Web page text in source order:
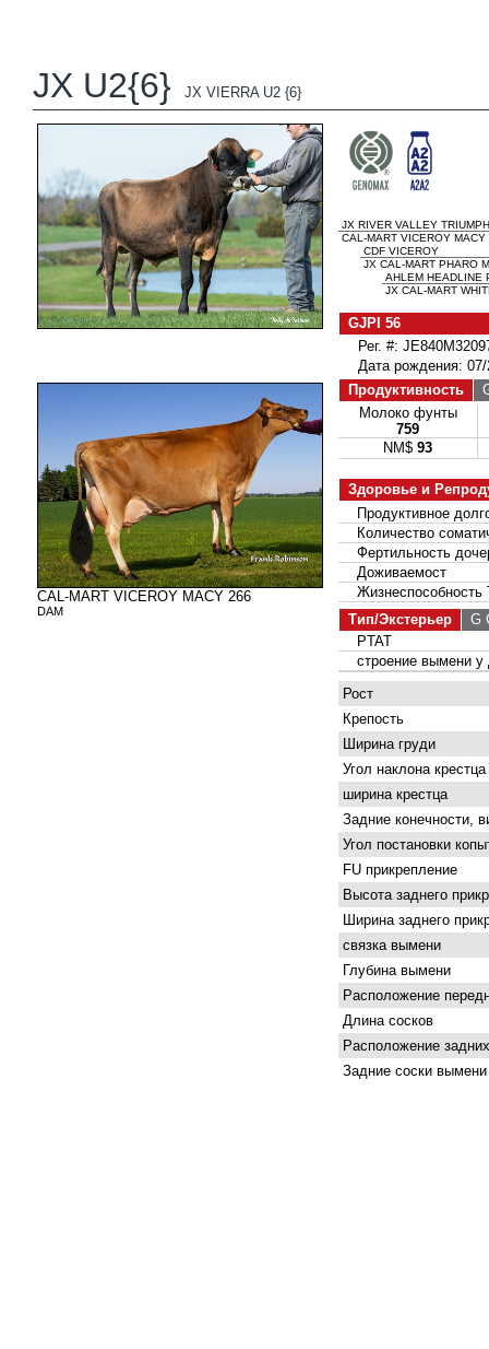
JX U2{6} JX VIERRA U2 {6}
CAL-MART VICEROY MACY 266
DAM
JX RIVER VALLEY
CAL-MART VICEROY
CDF VICEROY
JX CAL-MART PHARO
AHLEM HEADLINE
JX CAL-MART
GJPI 56
Рег. #:
Дата рождения: 07/
Продуктивность
Молоко фунты
759
NM$ 93
Здоровье и
Продуктивное
Количество
Фертильность
Доживаемост
Жизнеспособность
Тип/Экстерьер
G
PTAT
строение вымени у
Рост
Крепость
Ширина груди
Угол наклона крестца
ширина крестца
Задние конечности,
Угол постановки
FU прикрепление
Высота заднего
Ширина заднего
связка вымени
Глубина вымени
Расположение
Длина сосков
Расположение
Задние соски